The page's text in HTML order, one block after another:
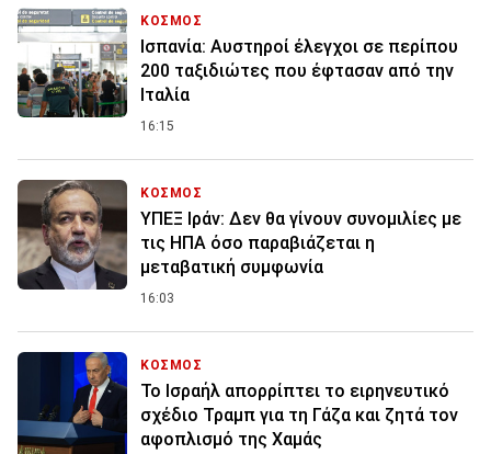
ΚΟΣΜΟΣ
Ισπανία: Aυστηροί έλεγχοι σε περίπου
200 ταξιδιώτες που έφτασαν από την
Ιταλία
16:15
ΚΟΣΜΟΣ
ΥΠΕΞ Ιράν: Δεν θα γίνουν συνομιλίες με
τις ΗΠΑ όσο παραβιάζεται η
μεταβατική συμφωνία
16:03
ΚΟΣΜΟΣ
Το Ισραήλ απορρίπτει το ειρηνευτικό
σχέδιο Τραμπ για τη Γάζα και ζητά τον
αφοπλισμό της Χαμάς